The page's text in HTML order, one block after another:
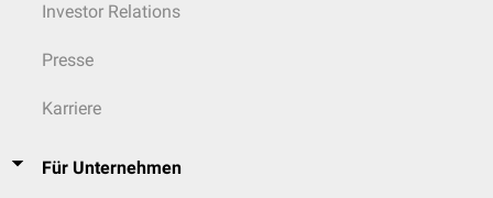
Investor Relations
Presse
Karriere
Für Unternehmen